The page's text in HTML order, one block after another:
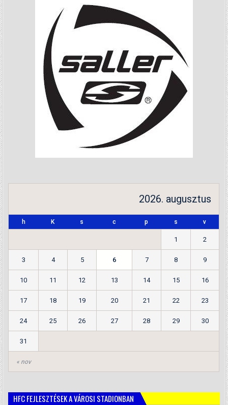
2026. augusztus
h K s c p s v
« nov
1 2
3 4 5 6 7 8 9
10 11 12 13 14 15 16
17 18 19 20 21 22 23
24 25 26 27 28 29 30
31
HFC FEJLESZTÉSEK A VÁROSI STADIONBAN